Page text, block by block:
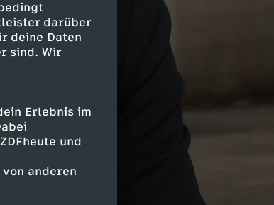
darüber
deine Daten
sind. Wir
Erlebnis im
und
anderen